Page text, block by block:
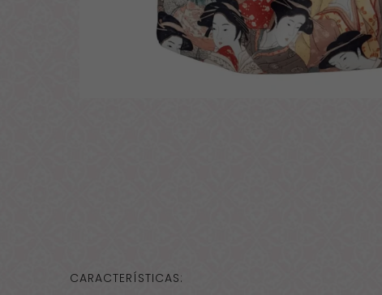
CARACTERÍSTICAS: